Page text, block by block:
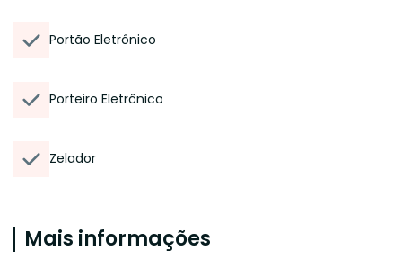
Portão Eletrônico
Porteiro Eletrônico
Zelador
Mais informações